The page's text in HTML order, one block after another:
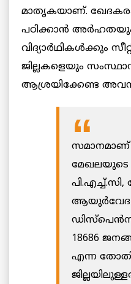
മാതൃകയാണ്.
പഠിക്കാൻ
വിദ്യാർഥികൾക്കും
ജില്ലകളെയും
ആശ്രയിക്കേണ്ട
ആയുർവേദ
18686
എന്ന